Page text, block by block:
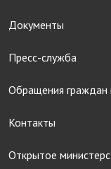
Документы
Пресс-служба
Обращения граждан
Контакты
Открытое